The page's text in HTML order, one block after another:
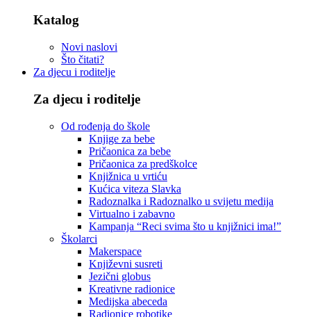
Katalog
Novi naslovi
Što čitati?
Za djecu i roditelje
Za djecu i roditelje
Od rođenja do škole
Knjige za bebe
Pričaonica za bebe
Pričaonica za predškolce
Knjižnica u vrtiću
Kućica viteza Slavka
Radoznalka i Radoznalko u svijetu medija
Virtualno i zabavno
Kampanja “Reci svima što u knjižnici ima!”
Školarci
Makerspace
Književni susreti
Jezični globus
Kreativne radionice
Medijska abeceda
Radionice robotike